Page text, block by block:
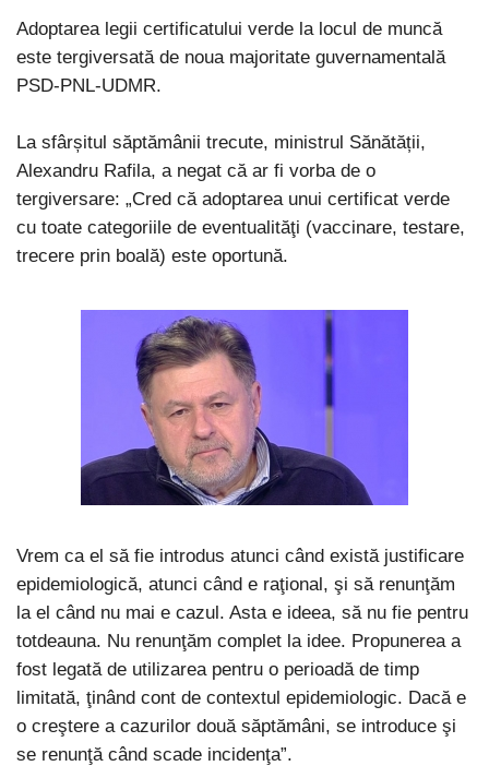
Adoptarea legii certificatului verde la locul de muncă
este tergiversată de noua majoritate guvernamentală
PSD-PNL-UDMR.
La sfârșitul săptămânii trecute, ministrul Sănătății,
Alexandru Rafila, a negat că ar fi vorba de o
tergiversare: „Cred că adoptarea unui certificat verde
cu toate categoriile de eventualităţi (vaccinare, testare,
trecere prin boală) este oportună.
Vrem ca el să fie introdus atunci când există justificare
epidemiologică, atunci când e raţional, şi să renunţăm
la el când nu mai e cazul. Asta e ideea, să nu fie pentru
totdeauna. Nu renunţăm complet la idee. Propunerea a
fost legată de utilizarea pentru o perioadă de timp
limitată, ţinând cont de contextul epidemiologic. Dacă e
o creştere a cazurilor două săptămâni, se introduce şi
se renunţă când scade incidenţa”.